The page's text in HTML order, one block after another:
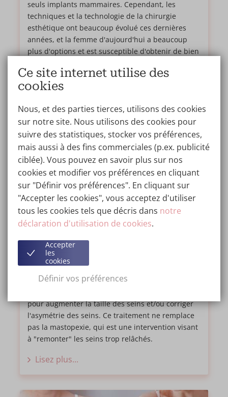
seuls implants mammaires. Cependant, les
techniques et la technologie de la chirurgie
esthétique ont beaucoup évolué ces dernières
années, et la femme d'aujourd'hui a beaucoup
plus d'options et est susceptible d'obtenir de bien
Lisez plus...
Consultation médicale : Qu'est-ce que
la mammoplastie d'augmentation?
ARTICLE 16-08-2022
pour augmenter la taille des seins et/ou corriger
l'asymétrie des seins. Ce traitement ne remplace
pas la mastopexie, qui est une intervention visant
à "remonter" les seins trop relâchés.
Lisez plus...
Ce site internet utilise des
cookies
Nous, et des parties tierces, utilisons des cookies
sur notre site. Nous utilisons des cookies pour
suivre des statistiques, stocker vos préférences,
mais aussi à des fins commerciales (p.ex. publicité
ciblée). Vous pouvez en savoir plus sur nos
cookies et modifier vos préférences en cliquant
sur "Définir vos préférences". En cliquant sur
"Accepter les cookies", vous acceptez d'utiliser
tous les cookies tels que décris dans notre
déclaration d'utilisation de cookies.
Accepter
les
cookies
Définir vos préférences